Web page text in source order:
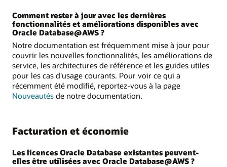
Comment rester à jour avec les dernières
fonctionnalités et améliorations disponibles avec
Oracle Database@AWS ?
Notre documentation est fréquemment mise à jour pour
couvrir les nouvelles fonctionnalités, les améliorations de
service, les architectures de référence et les guides utiles
pour les cas d'usage courants. Pour voir ce qui a
récemment été modifié, reportez-vous à la page
Nouveautés de notre documentation.
Facturation et économie
Les licences Oracle Database existantes peuvent-
elles être utilisées avec Oracle Database@AWS ?